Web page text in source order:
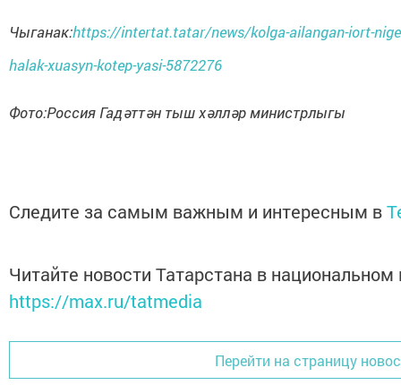
Чыганак:https://intertat.tatar/news/kolga-ailangan-iort-
halak-xuasyn-kotep-yasi-5872276
Фото:Россия Гадәттән тыш хәлләр министрлыгы
Следите за самым важным и интересным в
Читайте новости Татарстана в
https://max.ru/tatmedia
Перейти на страницу